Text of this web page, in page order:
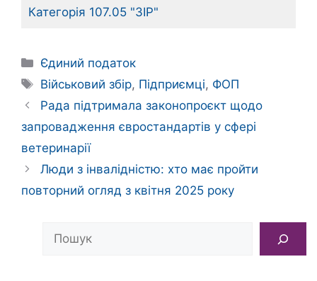
Категорія 107.05 "ЗІР"
Категорії
Єдиний податок
Позначки
Військовий збір, Підприємці, ФОП
Рада підтримала законопроєкт щодо
запровадження євростандартів у сфері
ветеринарії
Люди з інвалідністю: хто має пройти
повторний огляд з квітня 2025 року
Пошук